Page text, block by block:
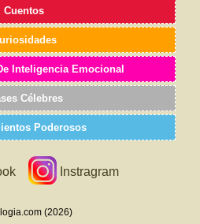
Cuentos
Inteligencia Emocional
Célebres
Poderosos
Instragram
(2026)